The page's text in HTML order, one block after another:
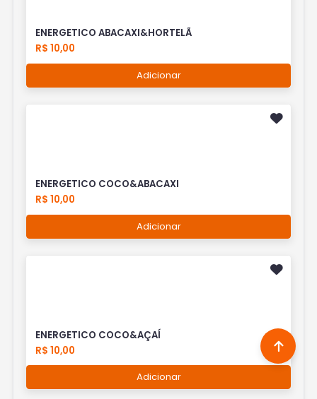
ENERGETICO ABACAXI&HORTELÃ
R$ 10,00
Adicionar
ENERGETICO COCO&ABACAXI
R$ 10,00
Adicionar
ENERGETICO COCO&AÇAÍ
R$ 10,00
Adicionar